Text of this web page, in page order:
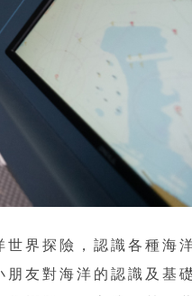
世界探險，認識各種海
朋友對海洋的認識及基